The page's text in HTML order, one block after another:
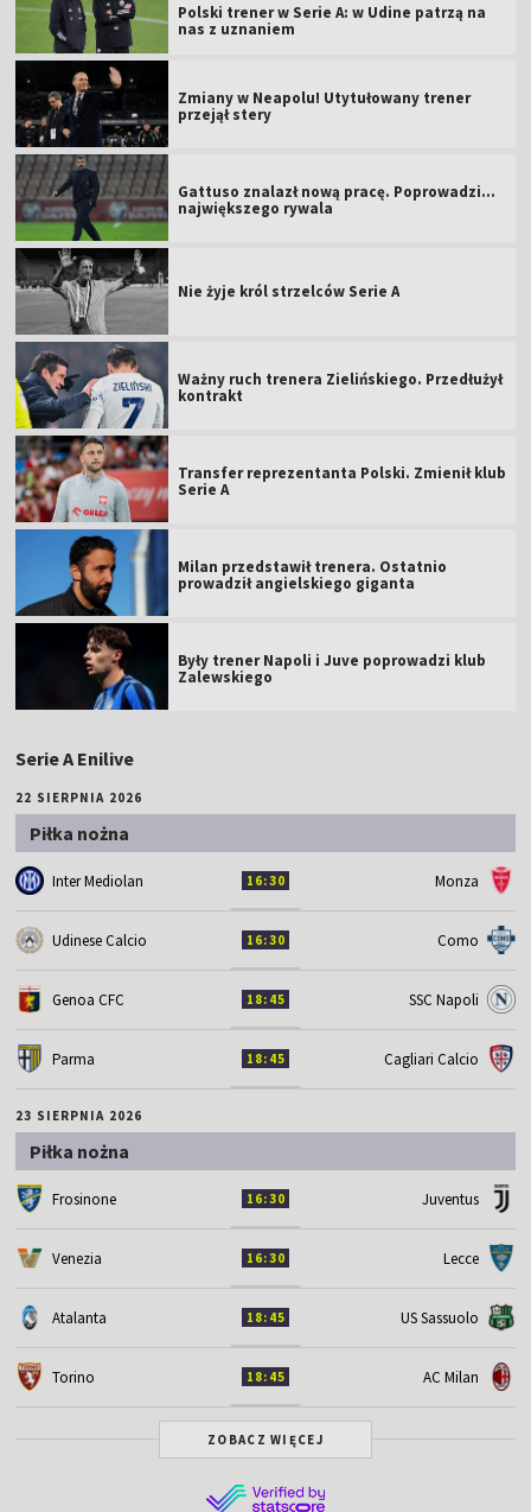
Polski trener w Serie A: w Udine patrzą na
nas z uznaniem
Zmiany w Neapolu! Utytułowany trener
przejął stery
Gattuso znalazł nową pracę. Poprowadzi...
największego rywala
Nie żyje król strzelców Serie A
Ważny ruch trenera Zielińskiego. Przedłużył
kontrakt
Transfer reprezentanta Polski. Zmienił klub
Serie A
Milan przedstawił trenera. Ostatnio
prowadził angielskiego giganta
Były trener Napoli i Juve poprowadzi klub
Zalewskiego
Serie A Enilive
22 SIERPNIA 2026
Piłka nożna
Inter Mediolan 16:30 Monza
Udinese Calcio 16:30 Como
Genoa CFC 18:45 SSC Napoli
Parma 18:45 Cagliari Calcio
23 SIERPNIA 2026
Piłka nożna
Frosinone 16:30 Juventus
Venezia 16:30 Lecce
Atalanta 18:45 US Sassuolo
Torino 18:45 AC Milan
ZOBACZ WIĘCEJ